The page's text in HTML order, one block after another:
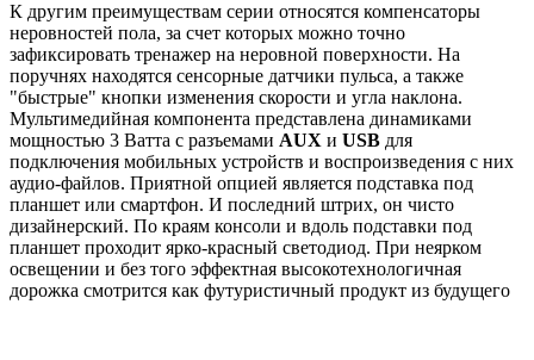
К другим преимуществам серии относятся компенсаторы
неровностей пола, за счет которых можно точно
зафиксировать тренажер на неровной поверхности. На
поручнях находятся сенсорные датчики пульса, а также
"быстрые" кнопки изменения скорости и угла наклона.
Мультимедийная компонента представлена динамиками
мощностью 3 Ватта с разъемами AUX и USB для
подключения мобильных устройств и воспроизведения с них
аудио-файлов. Приятной опцией является подставка под
планшет или смартфон. И последний штрих, он чисто
дизайнерский. По краям консоли и вдоль подставки под
планшет проходит ярко-красный светодиод. При неярком
освещении и без того эффектная высокотехнологичная
дорожка смотрится как футуристичный продукт из будущего